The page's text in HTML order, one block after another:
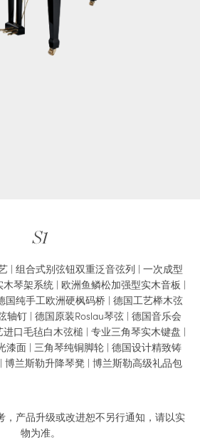
S1
| 组合式别弦钮双重泛音弦列 | 一次成型
琴架系统 | 欧洲鱼鳞松加强型实木音板 |
国纯手工欧洲硬枫码桥 | 德国工艺榉木弦
轴钉 | 德国原装Roslau琴弦 | 德国音乐会
口毛毡白木弦槌 | 专业三角琴实木键盘 |
漆面 | 三角琴纯铜脚轮 | 德国设计精致铸
博兰斯勒升降琴凳 | 博兰斯勒高级礼品包
，产品升级或改进恕不另行通知，请以实
物为准。